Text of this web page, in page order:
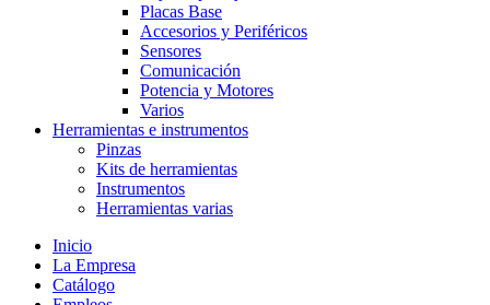
Placas Base
Accesorios y Periféricos
Sensores
Comunicación
Potencia y Motores
Varios
Herramientas e instrumentos
Pinzas
Kits de herramientas
Instrumentos
Herramientas varias
Inicio
La Empresa
Catálogo